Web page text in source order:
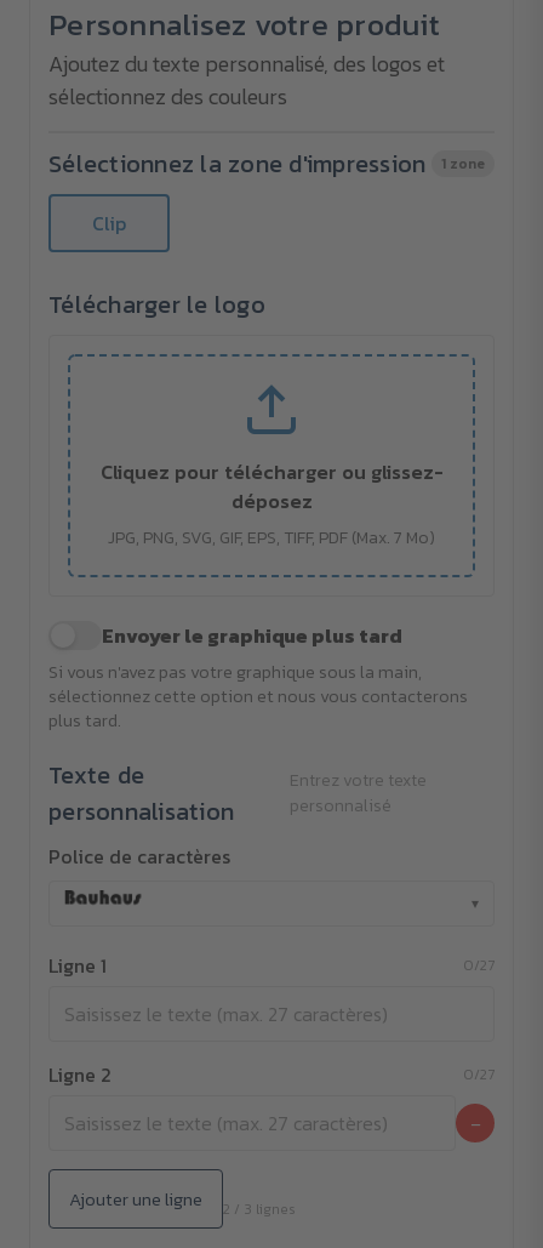
Safe-
Write
antimicrobien
économique
avec
Safe-
Write
antimicrobien
économique
avec
Personnalisez votre produit
Ajoutez du texte personnalisé, des logos et
sélectionnez des couleurs
Sélectionnez la zone d'impression 1 zone
Clip
Télécharger le logo
Cliquez pour télécharger ou glissez-
déposez
JPG, PNG, SVG, GIF, EPS, TIFF, PDF (Max. 7 Mo)
Envoyer le graphique plus tard
Si vous n'avez pas votre graphique sous la main,
sélectionnez cette option et nous vous contacterons
plus tard.
Texte de
personnalisation
Entrez votre texte
personnalisé
Police de caractères
▾
Ligne 1 0/27
Ligne 2 0/27
−
Ajouter une ligne 2 / 3 lignes